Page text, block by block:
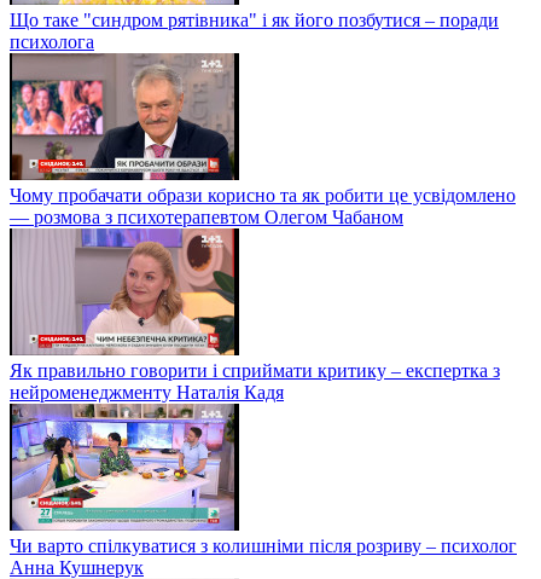
Що таке "синдром рятівника" і як його позбутися – поради
психолога
Чому пробачати образи корисно та як робити це усвідомлено
— розмова з психотерапевтом Олегом Чабаном
Як правильно говорити і сприймати критику – експертка з
нейроменеджменту Наталія Кадя
Чи варто спілкуватися з колишніми після розриву – психолог
Анна Кушнерук